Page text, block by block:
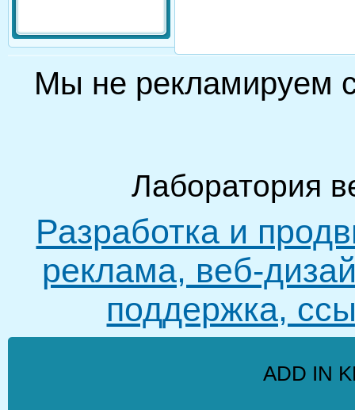
Мы не
Лаборатория
Разработка и
реклама, веб-
поддержка,
ADD IN